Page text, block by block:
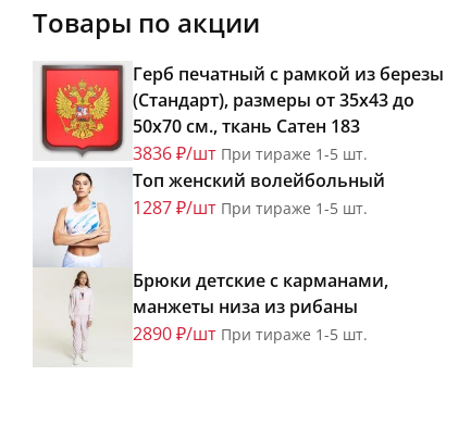
Товары по акции
Герб печатный с рамкой из березы
(Стандарт), размеры от 35х43 до
50х70 см., ткань Сатен 183
3836 ₽/шт При тираже 1-5 шт.
Топ женский волейбольный
1287 ₽/шт При тираже 1-5 шт.
Брюки детские с карманами,
манжеты низа из рибаны
2890 ₽/шт При тираже 1-5 шт.